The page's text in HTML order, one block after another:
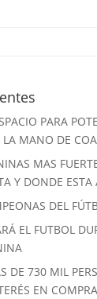
PARA
LA MANO DE
MAS
Y DONDE ESTA
DEL
EL FUTBOL
DE 730 MIL
EN